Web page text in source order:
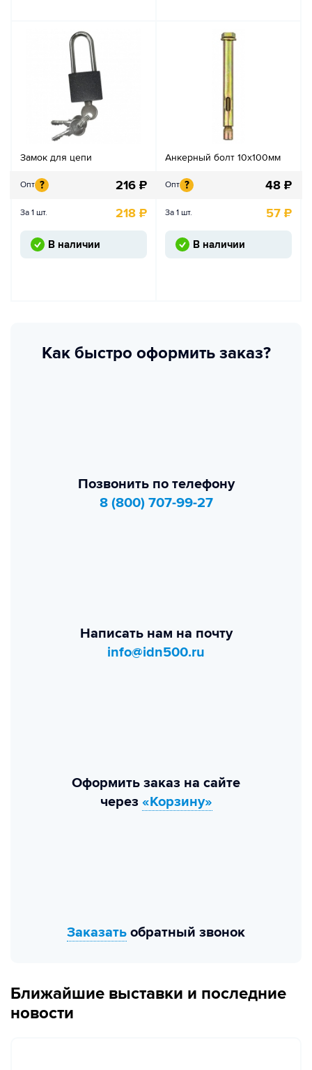
Замок для цепи
Опт ? 216 ₽
За 1 шт. 218 ₽
В наличии
Анкерный болт 10х100мм
Опт ? 48 ₽
За 1 шт. 57 ₽
В наличии
Как быстро оформить заказ?
Позвонить по телефону
8 (800) 707-99-27
Написать нам на почту
info@idn500.ru
Оформить заказ на сайте
через «Корзину»
Заказать обратный звонок
Ближайшие выставки и последние
новости